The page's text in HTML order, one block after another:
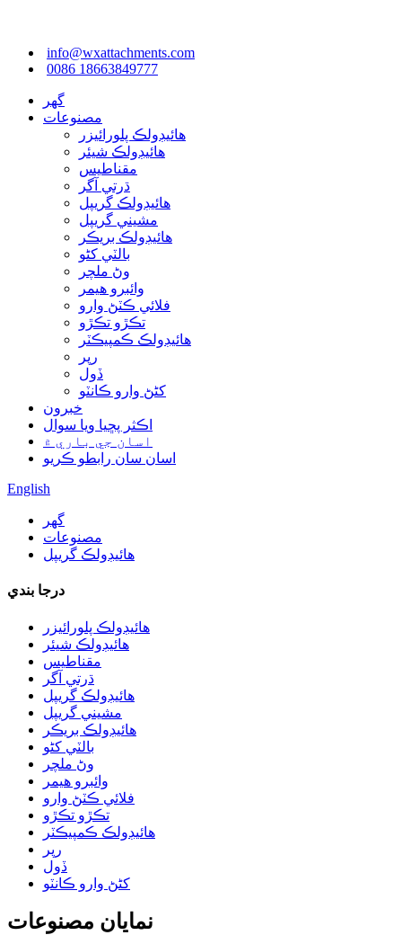
info@wxattachments.com
0086 18663849777
گھر
مصنوعات
هائيڊولڪ پلورائيزر
هائيڊولڪ شيئر
مقناطيس
ڌرتي آگر
هائيڊولڪ گريپل
مشيني گريپل
هائيڊولڪ بريڪر
بالٽي کڻو
وڻ ملچر
وائبرو هيمر
فلائي ڪٽڻ وارو
تڪڙو تڪڙو
هائيڊولڪ ڪمپيڪٽر
رپر
ڏول
کڻڻ وارو ڪانٽو
خبرون
اڪثر پڇيا ويا سوال
اسان جي باري ۾
اسان سان رابطو ڪريو
English
گھر
مصنوعات
هائيڊولڪ گريپل
درجا بندي
هائيڊولڪ پلورائيزر
هائيڊولڪ شيئر
مقناطيس
ڌرتي آگر
هائيڊولڪ گريپل
مشيني گريپل
هائيڊولڪ بريڪر
بالٽي کڻو
وڻ ملچر
وائبرو هيمر
فلائي ڪٽڻ وارو
تڪڙو تڪڙو
هائيڊولڪ ڪمپيڪٽر
رپر
ڏول
کڻڻ وارو ڪانٽو
نمايان مصنوعات